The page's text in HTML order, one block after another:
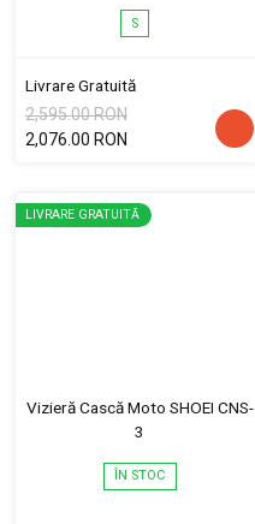
S
Livrare Gratuită
2,595.00 RON
2,076.00 RON
LIVRARE GRATUITĂ
Vizieră Cască Moto SHOEI CNS-
3
ÎN STOC